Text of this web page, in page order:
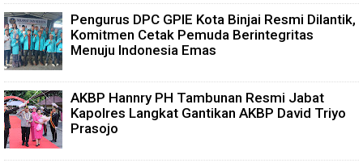
Pengurus DPC GPIE Kota Binjai Resmi Dilantik,
Komitmen Cetak Pemuda Berintegritas
Menuju Indonesia Emas
AKBP Hannry PH Tambunan Resmi Jabat
Kapolres Langkat Gantikan AKBP David Triyo
Prasojo